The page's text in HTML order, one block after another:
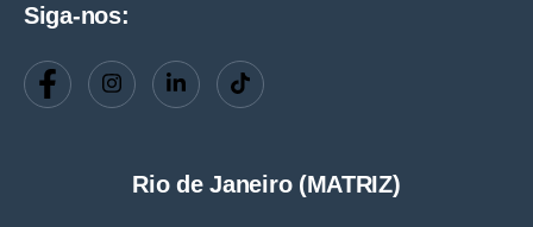
Siga-nos:
Rio de Janeiro (MATRIZ)